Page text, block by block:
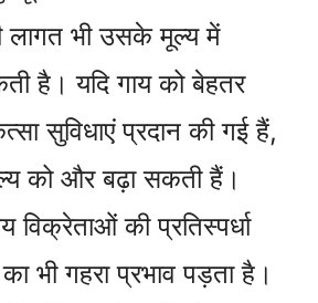
लागत भी उसके मूल्य में
है। यदि गाय को बेहतर
सुविधाएं प्रदान की गई हैं,
को और बढ़ा सकती हैं।
विक्रेताओं की प्रतिस्पर्धा
भी गहरा प्रभाव पड़ता है।